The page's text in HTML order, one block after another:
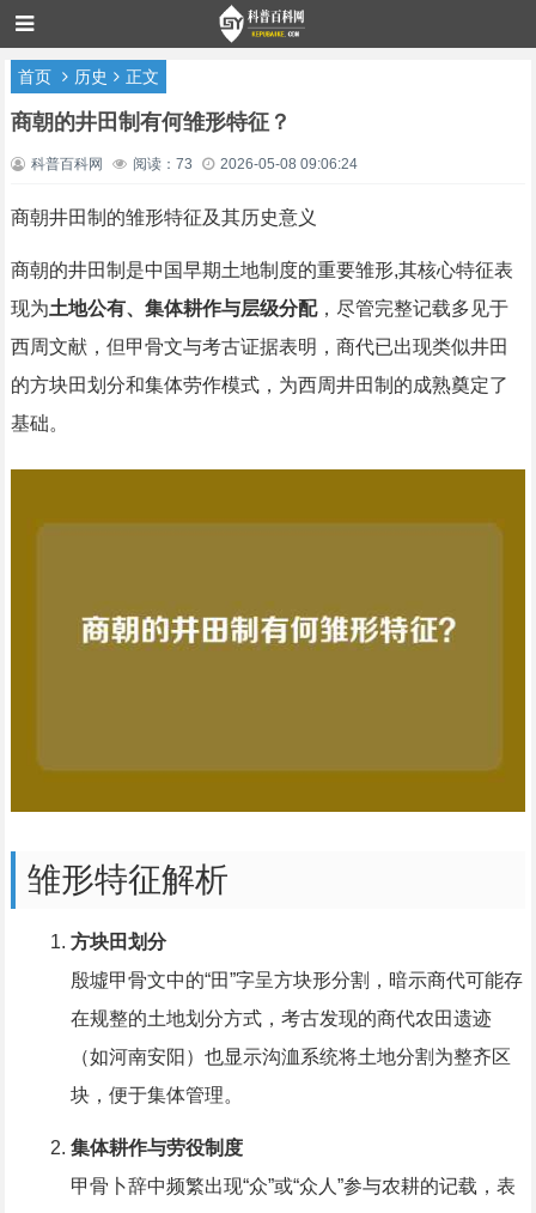
首页 历史 正文
商朝的井田制有何雏形特征？
科普百科网 阅读：73 2026-05-08 09:06:24
商朝井田制的雏形特征及其历史意义
商朝的井田制是中国早期土地制度的重要雏形,其核心特征表
现为土地公有、集体耕作与层级分配，尽管完整记载多见于
西周文献，但甲骨文与考古证据表明，商代已出现类似井田
的方块田划分和集体劳作模式，为西周井田制的成熟奠定了
基础。
雏形特征解析
方块田划分
殷墟甲骨文中的“田”字呈方块形分割，暗示商代可能存
在规整的土地划分方式，考古发现的商代农田遗迹
（如河南安阳）也显示沟洫系统将土地分割为整齐区
块，便于集体管理。
集体耕作与劳役制度
甲骨卜辞中频繁出现“众”或“众人”参与农耕的记载，表